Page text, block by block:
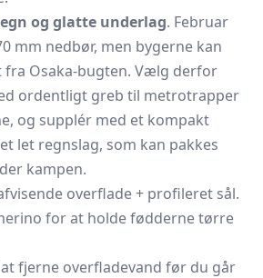
og glatte underlag. Februar
mm nedbør, men bygerne kan
fra Osaka-bugten. Vælg derfor
ordentligt greb til metrotrapper
og supplér med et kompakt
let regnslag, som kan pakkes
kampen.
overflade + profileret sål.
for at holde fødderne tørre
fjerne overfladevand før du går